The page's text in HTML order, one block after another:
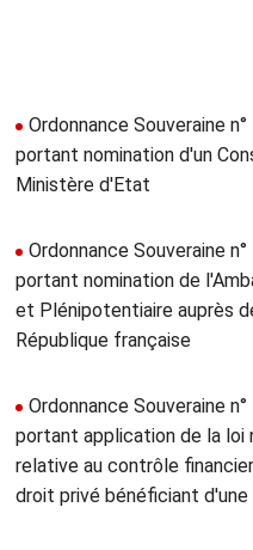
Ordonnance Souveraine
portant nomination d'un
Ministère d'Etat
Ordonnance Souveraine
portant nomination de
et Plénipotentiaire auprès
République française
Ordonnance Souveraine
portant application de la loi
relative au contrôle
droit privé bénéficiant